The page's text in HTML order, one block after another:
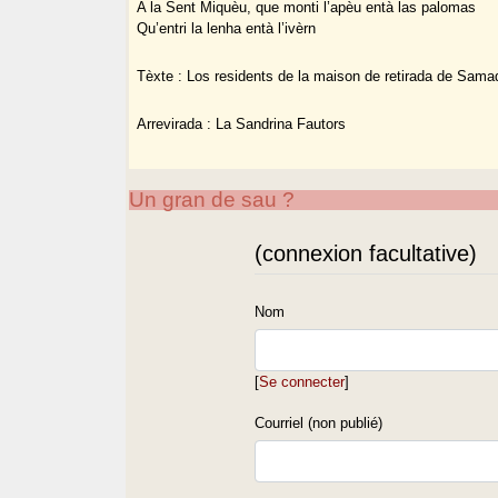
A la Sent Miquèu, que monti l’apèu entà las palomas
Qu’entri la lenha entà l’ivèrn
Tèxte : Los residents de la maison de retirada de
Arrevirada : La Sandrina Fautors
Un gran de sau ?
(connexion facultative)
Nom
[Se connecter]
Courriel (non publié)